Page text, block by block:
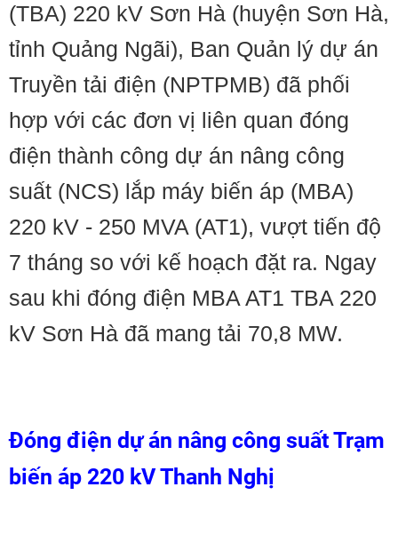
(TBA) 220 kV Sơn Hà (huyện Sơn Hà,
tỉnh Quảng Ngãi), Ban Quản lý dự án
Truyền tải điện (NPTPMB) đã phối
hợp với các đơn vị liên quan đóng
điện thành công dự án nâng công
suất (NCS) lắp máy biến áp (MBA)
220 kV - 250 MVA (AT1), vượt tiến độ
7 tháng so với kế hoạch đặt ra. Ngay
sau khi đóng điện MBA AT1 TBA 220
kV Sơn Hà đã mang tải 70,8 MW.
Đóng điện dự án nâng công suất Trạm
biến áp 220 kV Thanh Nghị